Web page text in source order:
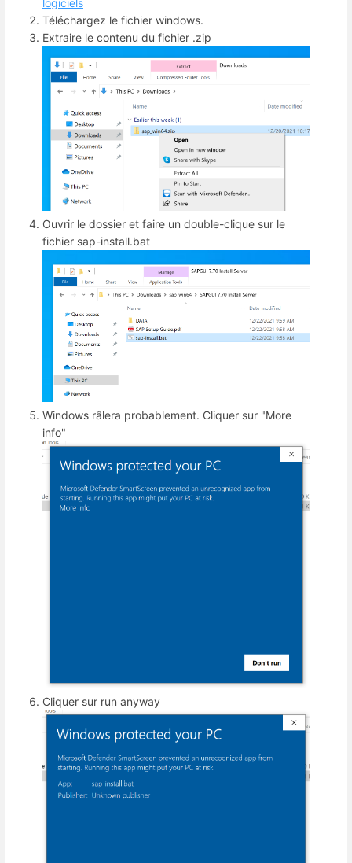
logiciels
Téléchargez le fichier windows.
Extraire le contenu du fichier .zip
Ouvrir le dossier et faire un double-clique sur le
fichier sap-install.bat
Windows râlera probablement. Cliquer sur "More
info"
Cliquer sur run anyway